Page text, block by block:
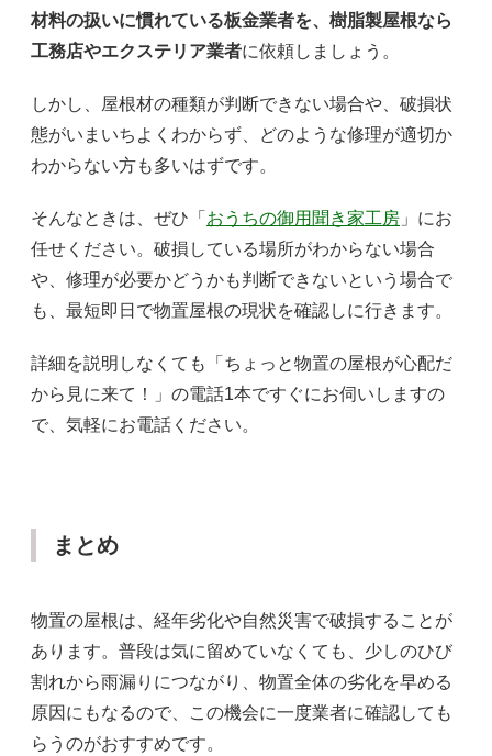
材料の扱いに慣れている板金業者を、樹脂製屋根なら
工務店やエクステリア業者に依頼しましょう。
しかし、屋根材の種類が判断できない場合や、破損状
態がいまいちよくわからず、どのような修理が適切か
わからない方も多いはずです。
そんなときは、ぜひ「 おうちの御用聞き家工房 」にお
任せください。破損している場所がわからない場合
や、修理が必要かどうかも判断できないという場合で
も、最短即日で物置屋根の現状を確認しに行きます。
詳細を説明しなくても「ちょっと物置の屋根が心配だ
から見に来て！」の電話1本ですぐにお伺いしますの
で、気軽にお電話ください。
まとめ
物置の屋根は、経年劣化や自然災害で破損することが
あります。普段は気に留めていなくても、少しのひび
割れから雨漏りにつながり、物置全体の劣化を早める
原因にもなるので、この機会に一度業者に確認しても
らうのがおすすめです。